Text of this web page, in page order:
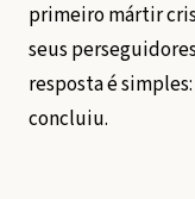
primeiro mártir
seus
resposta é
concluiu.